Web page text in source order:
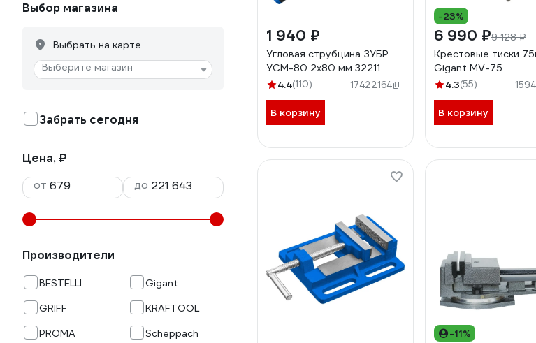
Выбор магазина
Выбрать на карте
Выберите магазин
Забрать сегодня
Цена, ₽
от
до
Производители
BESTELLI
Gigant
GRIFF
KRAFTOOL
PROMA
Scheppach
1 940 ₽
Угловая струбцина ЗУБР
УСМ-80 2х80 мм 32211
4.4(110) 17422164
В корзину
-23%
6 990 ₽9 128 ₽
Крестовые тиски
Gigant MV-75
4.3(55)
В корзину
-11%